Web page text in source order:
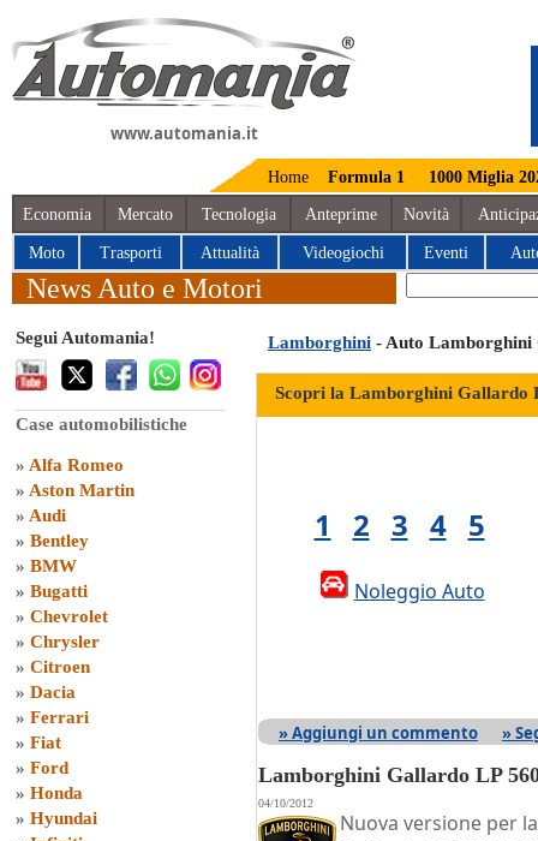
www.automania.it
Home Formula 1 1000 Miglia
Economia Mercato Tecnologia Anteprime Novità
Moto Trasporti Attualità Videogiochi Eventi
News Auto e Motori
Segui Automania!
Case automobilistiche
» Alfa Romeo
» Aston Martin
» Audi
» Bentley
» BMW
» Bugatti
» Chevrolet
» Chrysler
» Citroen
» Dacia
» Ferrari
» Fiat
» Ford
» Honda
» Hyundai
Lamborghini - Auto Lamborghini
Scopri la Lamborghini Gallardo
1 2 3 4 5
Noleggio Auto
» Aggiungi un commento »
Lamborghini Gallardo LP
04/10/2012
Nuova versione per